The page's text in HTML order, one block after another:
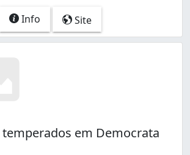
Info Site
temperados em Democrata